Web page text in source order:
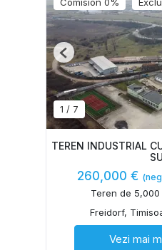
Comision 0%
1 / 7
Previous
TEREN INDUSTRIAL
260,000 €
Teren de
Freidorf,
Vezi mai